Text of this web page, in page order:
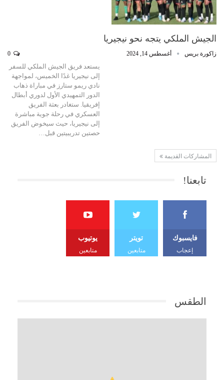
الجيش الملكي يتجه نحو نيجيريا
زاكورة بريس أغسطس 14, 2024
يستعد فريق الجيش الملكي للسفر
إلى نيجيريا غدًا الخميس، لمواجهة
نادي ريمو ستارز في مباراة ذهاب
الدور التمهيدي الأول لدوري أبطال
إفريقيا. ستغادر بعثة الفريق
العسكري في رحلة جوية مباشرة
إلى نيجيريا، حيث سيخوض الفريق
حصتين تدريبيتين قبل…
المشاركات القديمة
تابعنا!
فايسبوك
إعجاب
تويتر
متابعين
يوتيوب
متابعين
الطقس